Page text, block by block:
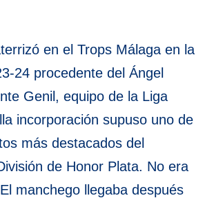
en el Trops Málaga en la
24 procedente del Ángel
Genil, equipo de la Liga
incorporación supuso uno de
más destacados del
de Honor Plata. No era
manchego llegaba después